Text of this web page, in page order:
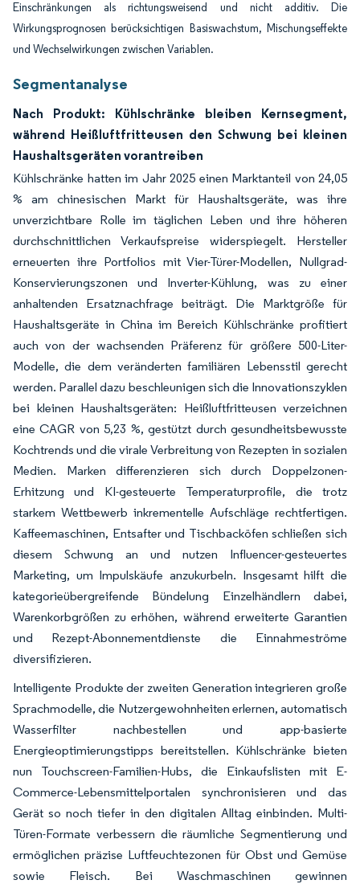
Einschränkungen als richtungsweisend und nicht additiv. Die
Wirkungsprognosen berücksichtigen Basiswachstum, Mischungseffekte
und Wechselwirkungen zwischen Variablen.
Segmentanalyse
Nach Produkt: Kühlschränke bleiben Kernsegment,
während Heißluftfritteusen den Schwung bei kleinen
Haushaltsgeräten vorantreiben
Kühlschränke hatten im Jahr 2025 einen Marktanteil von 24,05
% am chinesischen Markt für Haushaltsgeräte, was ihre
unverzichtbare Rolle im täglichen Leben und ihre höheren
durchschnittlichen Verkaufspreise widerspiegelt. Hersteller
erneuerten ihre Portfolios mit Vier-Türer-Modellen, Nullgrad-
Konservierungszonen und Inverter-Kühlung, was zu einer
anhaltenden Ersatznachfrage beiträgt. Die Marktgröße für
Haushaltsgeräte in China im Bereich Kühlschränke profitiert
auch von der wachsenden Präferenz für größere 500-Liter-
Modelle, die dem veränderten familiären Lebensstil gerecht
werden. Parallel dazu beschleunigen sich die Innovationszyklen
bei kleinen Haushaltsgeräten: Heißluftfritteusen verzeichnen
eine CAGR von 5,23 %, gestützt durch gesundheitsbewusste
Kochtrends und die virale Verbreitung von Rezepten in sozialen
Medien. Marken differenzieren sich durch Doppelzonen-
Erhitzung und KI-gesteuerte Temperaturprofile, die trotz
starkem Wettbewerb inkrementelle Aufschläge rechtfertigen.
Kaffeemaschinen, Entsafter und Tischbacköfen schließen sich
diesem Schwung an und nutzen Influencer-gesteuertes
Marketing, um Impulskäufe anzukurbeln. Insgesamt hilft die
kategorieübergreifende Bündelung Einzelhändlern dabei,
Warenkorbgrößen zu erhöhen, während erweiterte Garantien
und Rezept-Abonnementdienste die Einnahmeströme
diversifizieren.
Intelligente Produkte der zweiten Generation integrieren große
Sprachmodelle, die Nutzergewohnheiten erlernen, automatisch
Wasserfilter nachbestellen und app-basierte
Energieoptimierungstipps bereitstellen. Kühlschränke bieten
nun Touchscreen-Familien-Hubs, die Einkaufslisten mit E-
Commerce-Lebensmittelportalen synchronisieren und das
Gerät so noch tiefer in den digitalen Alltag einbinden. Multi-
Türen-Formate verbessern die räumliche Segmentierung und
ermöglichen präzise Luftfeuchtezonen für Obst und Gemüse
sowie Fleisch. Bei Waschmaschinen gewinnen